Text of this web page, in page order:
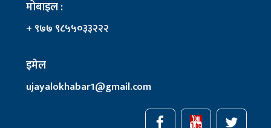
मोबाइल :
+ ९७७ ९८५५०३३२२२
इमेल
ujayalokhabar1@gmail.com